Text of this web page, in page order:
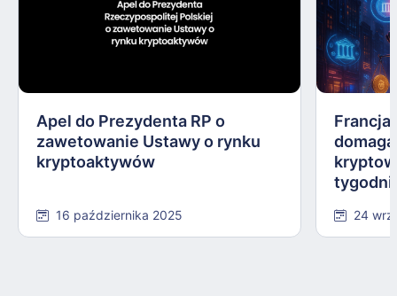
Apel do Prezydenta RP o
zawetowanie Ustawy o rynku
kryptoaktywów
16 października 2025 24